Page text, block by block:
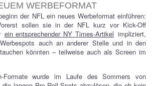
WERBEFORMAT
der NFL ein neues Werbeformat einführen:
sollen sie in der NFL kurz vor Kick-Off
ein entsprechender NY Times-Artikel impliziert,
auch an anderer Stelle und in den
könnten – teilweise auch als Screen im
Formate wurde im Laufe des Sommers von